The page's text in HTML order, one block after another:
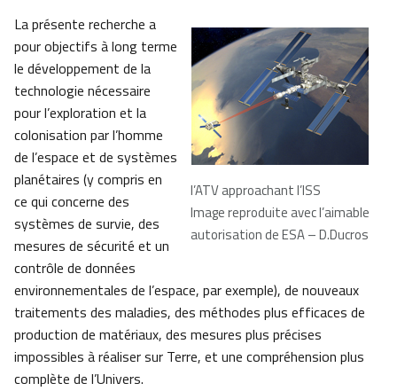
l’ATV approachant l’ISS
Image reproduite avec l’aimable
autorisation de ESA – D.Ducros
La présente recherche a
pour objectifs à long terme
le développement de la
technologie nécessaire
pour l’exploration et la
colonisation par l’homme
de l’espace et de systèmes
planétaires (y compris en
ce qui concerne des
systèmes de survie, des
mesures de sécurité et un
contrôle de données
environnementales de l’espace, par exemple), de nouveaux
traitements des maladies, des méthodes plus efficaces de
production de matériaux, des mesures plus précises
impossibles à réaliser sur Terre, et une compréhension plus
complète de l’Univers.